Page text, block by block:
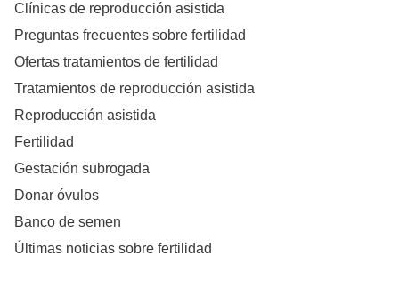
Clínicas de reproducción asistida
Preguntas frecuentes sobre fertilidad
Ofertas tratamientos de fertilidad
Tratamientos de reproducción asistida
Reproducción asistida
Fertilidad
Gestación subrogada
Donar óvulos
Banco de semen
Últimas noticias sobre fertilidad